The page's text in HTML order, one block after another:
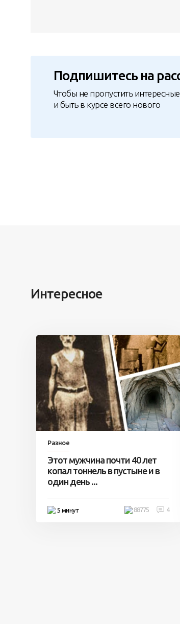
Подпишитесь на
Чтобы не пропустить
и быть в курсе всего нового
Интересное
Разное
Этот мужчина почти 40 лет
копал тоннель в пустыне и в
один день ...
5 минут 4
88775